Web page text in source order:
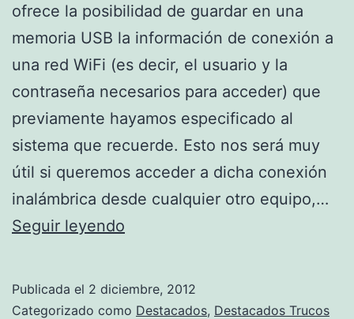
ofrece la posibilidad de guardar en una
memoria USB la información de conexión a
una red WiFi (es decir, el usuario y la
contraseña necesarios para acceder) que
previamente hayamos especificado al
sistema que recuerde. Esto nos será muy
útil si queremos acceder a dicha conexión
inalámbrica desde cualquier otro equipo,…
Seguir leyendo
WiFi
Publicada el 2 diciembre, 2012
Categorizado como Destacados, Destacados Trucos